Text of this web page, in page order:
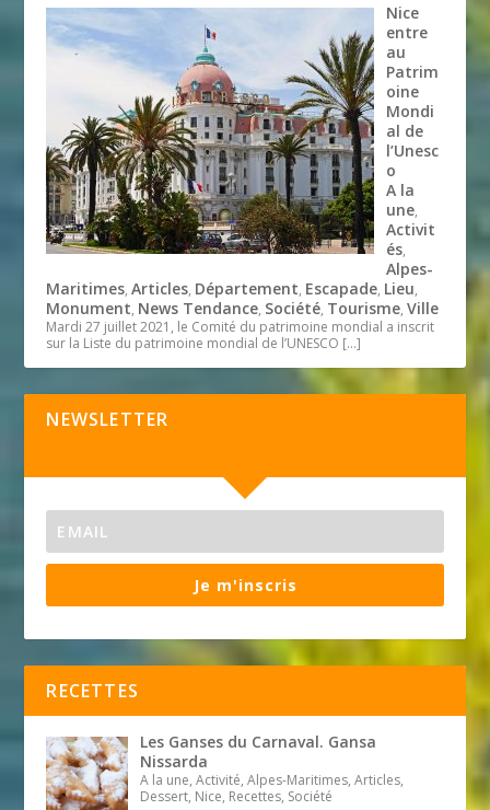
Nice
entre
au
Patrim
oine
Mondi
al de
l’Unesc
o
A la
une,
Activit
és,
Alpes-
Maritimes,Articles, Département, Escapade, Lieu,
Monument, News Tendance, Société, Tourisme,Ville
Mardi 27 juillet 2021, le Comité du patrimoine mondial a inscrit
sur la Liste du patrimoine mondial de l’UNESCO […]
NEWSLETTER
Je m'inscris
RECETTES
Les Ganses du Carnaval. Gansa
Nissarda
A la une, Activité, Alpes-Maritimes, Articles,
Dessert, Nice, Recettes, Société